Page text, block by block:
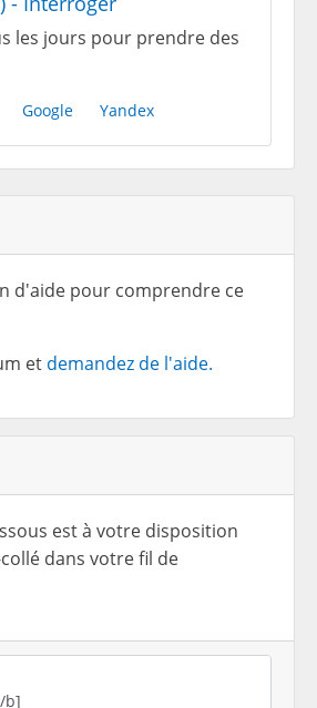
les jours pour prendre des
Google Yandex
d'aide pour comprendre ce
et demandez de l'aide.
est à votre disposition
dans votre fil de